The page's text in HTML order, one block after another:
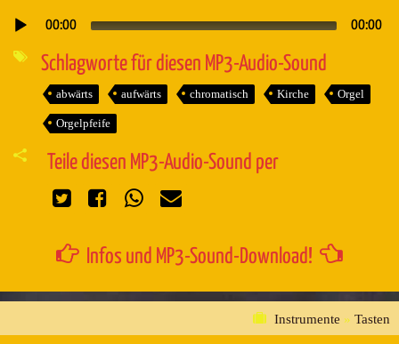
Audio-
00:00 00:00
Schlagworte für diesen MP3-Audio-Sound
abwärts aufwärts chromatisch Kirche Orgel
Orgelpfeife
Teile diesen MP3-Audio-Sound per
Infos und MP3-Sound-Download!
Instrumente » Tasten